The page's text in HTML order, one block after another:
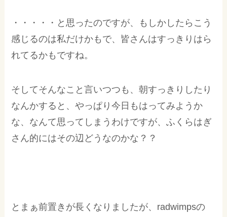
・・・・・と思ったのですが、もしかしたらこう
感じるのは私だけかもで、皆さんはすっきりはら
れてるかもですね。
そしてそんなこと言いつつも、朝すっきりしたり
なんかすると、やっぱり今日もはってみようか
な、なんて思ってしまうわけですが、ふくらはぎ
さん的にはその辺どうなのかな？？
とまぁ前置きが長くなりましたが、radwimpsの